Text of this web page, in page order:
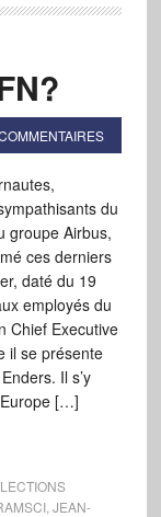
du
groupe Airbus,
ces derniers
daté du 19
employés du
Chief Executive
il se présente
Il s’y
[…]
, JEAN-